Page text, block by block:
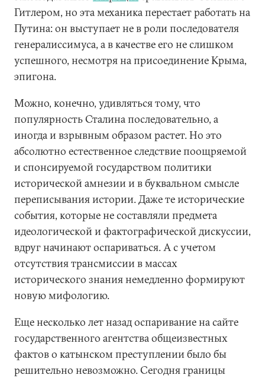
Гитлером, но эта механика перестает работать на
Путина: он выступает не в роли последователя
генералиссимуса, а в качестве его не слишком
успешного, несмотря на присоединение Крыма,
эпигона.
Можно, конечно, удивляться тому, что
популярность Сталина последовательно, а
иногда и взрывным образом растет. Но это
абсолютно естественное следствие поощряемой
и спонсируемой государством политики
исторической амнезии и в буквальном смысле
переписывания истории. Даже те исторические
события, которые не составляли предмета
идеологической и фактографической дискуссии,
вдруг начинают оспариваться. А с учетом
отсутствия трансмиссии в массах
исторического знания немедленно формируют
новую мифологию.
Еще несколько лет назад оспаривание на сайте
государственного агентства общеизвестных
фактов о катынском преступлении было бы
решительно невозможно. Сегодня границы